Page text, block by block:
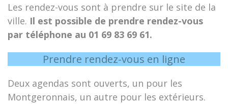
Les rendez-vous sont à prendre sur le site de la
ville. Il est possible de prendre rendez-vous
par téléphone au 01 69 83 69 61.
Prendre rendez-vous en ligne
Deux agendas sont ouverts, un pour les
Montgeronnais, un autre pour les extérieurs.